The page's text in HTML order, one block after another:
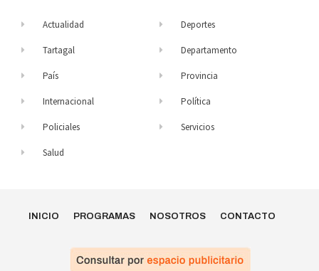
Actualidad
Tartagal
País
Internacional
Policiales
Salud
Deportes
Departamento
Provincia
Política
Servicios
INICIO PROGRAMAS NOSOTROS CONTACTO